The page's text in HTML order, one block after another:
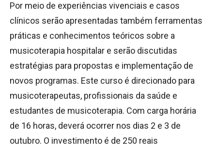
Por meio de experiências vivenciais e casos
clínicos serão apresentadas também ferramentas
práticas e conhecimentos teóricos sobre a
musicoterapia hospitalar e serão discutidas
estratégias para propostas e implementação de
novos programas. Este curso é direcionado para
musicoterapeutas, profissionais da saúde e
estudantes de musicoterapia. Com carga horária
de 16 horas, deverá ocorrer nos dias 2 e 3 de
outubro. O investimento é de 250 reais